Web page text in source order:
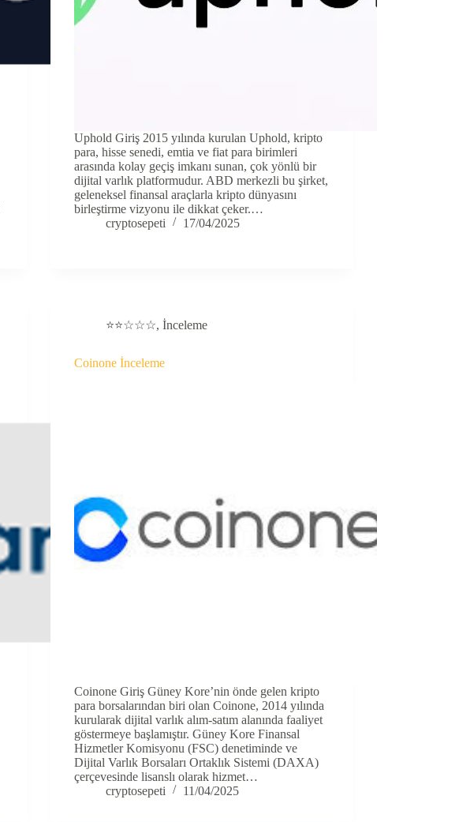
Uphold Giriş 2015 yılında kurulan Uphold, kripto
para, hisse senedi, emtia ve fiat para birimleri
arasında kolay geçiş imkanı sunan, çok yönlü bir
dijital varlık platformudur. ABD merkezli bu şirket,
geleneksel finansal araçlarla kripto dünyasını
birleştirme vizyonu ile dikkat çeker.…
cryptosepeti
17/04/2025
⭐⭐☆☆☆,İnceleme
Coinone İnceleme
Coinone Giriş Güney Kore’nin önde gelen kripto
para borsalarından biri olan Coinone, 2014 yılında
kurularak dijital varlık alım-satım alanında faaliyet
göstermeye başlamıştır. Güney Kore Finansal
Hizmetler Komisyonu (FSC) denetiminde ve
Dijital Varlık Borsaları Ortaklık Sistemi (DAXA)
çerçevesinde lisanslı olarak hizmet…
cryptosepeti
11/04/2025